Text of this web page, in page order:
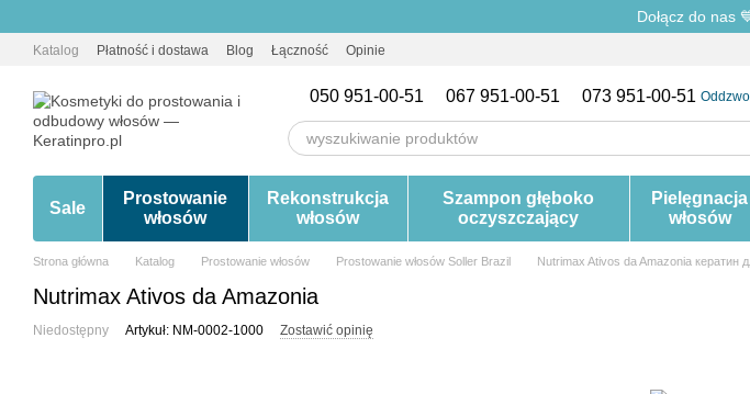
Dołącz do nas
Katalog Płatność i dostawa Blog Łączność Opinie
050 951-00-51 067 951-00-51 073 951-00-51
Sale
Prostowanie
włosów
Rekonstrukcja
włosów
Szampon głęboko
oczyszczający
Pielęgnacja
włosów
Strona główna Katalog Prostowanie włosów Prostowanie włosów Soller Brazil Nutrimax Ativos da Amazonia кератин
Nutrimax Ativos da Amazonia
Niedostępny Artykuł: NM-0002-1000 Zostawić opinię